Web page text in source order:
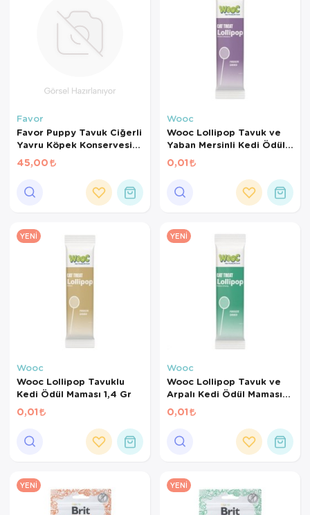
Favor
Favor Puppy Tavuk Ciğerli
Yavru Köpek Konservesi
400 Gr
45,00
Wooc
Wooc Lollipop Tavuk ve
Yaban Mersinli Kedi Ödül
Maması 1,4 Gr
0,01
YENI
Wooc
Wooc Lollipop Tavuklu
Kedi Ödül Maması 1,4 Gr
0,01
YENI
Wooc
Wooc Lollipop Tavuk ve
Arpalı Kedi Ödül Maması
1,4 Gr
0,01
YENI YENI